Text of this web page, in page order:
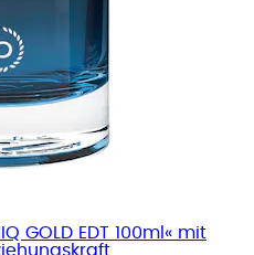
GOLD EDT 100ml« mit